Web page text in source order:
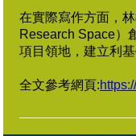
在實際寫作方面，
Research Space）
項目領地，建立利
全文參考網頁: